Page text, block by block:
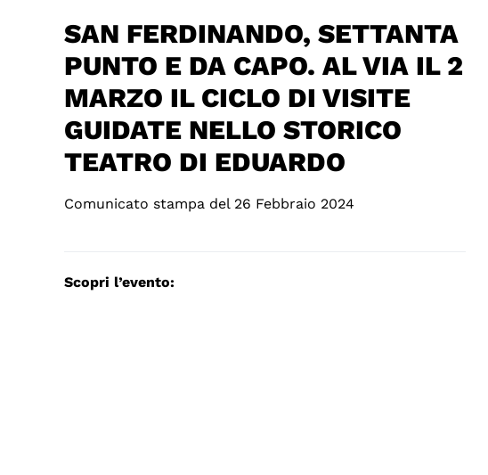
SAN FERDINANDO, SETTANTA
PUNTO E DA CAPO. AL VIA IL 2
MARZO IL CICLO DI VISITE
GUIDATE NELLO STORICO
TEATRO DI EDUARDO
Comunicato stampa del 26 Febbraio 2024
Scopri l’evento: